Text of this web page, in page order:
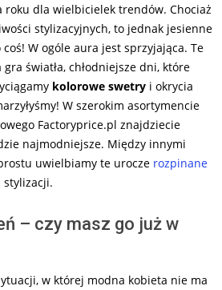
roku dla wielbicielek trendów. Chociaż
stylizacyjnych, to jednak jesienne
W ogóle aura jest sprzyjająca. Te
światła, chłodniejsze dni, które
kolorowe swetry i okrycia
W szerokim asortymencie
Factoryprice.pl znajdziecie
najmodniejsze. Między innymi
uwielbiamy te urocze rozpinane
stylizacji.
– czy masz go już w
w której modna kobieta nie ma